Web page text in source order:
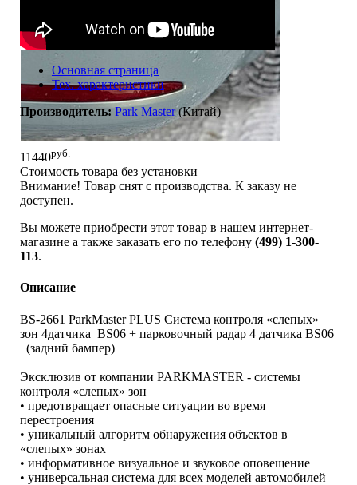
Основная страница
Тех. характеристики
Производитель: Park Master(Китай)
11440руб.
Стоимость товара без установки
Внимание! Товар снят с производства. К заказу не
доступен.
Вы можете приобрести этот товар в нашем интернет-
магазине а также заказать его по телефону (499) 1-300-
113.
Описание
BS-2661 ParkMaster PLUS Система контроля «слепых»
зон 4датчика BS06 + парковочный радар 4 датчика BS06
(задний бампер)
Эксклюзив от компании PARKMASTER - системы
контроля «слепых» зон
• предотвращает опасные ситуации во время
перестроения
• уникальный алгоритм обнаружения объектов в
«слепых» зонах
• информативное визуальное и звуковое оповещение
• универсальная система для всех моделей автомобилей